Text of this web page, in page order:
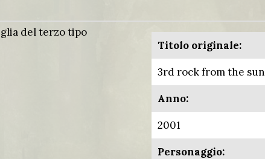
del terzo tipo
Titolo originale:
3rd rock from the sun
Anno:
2001
Personaggio: